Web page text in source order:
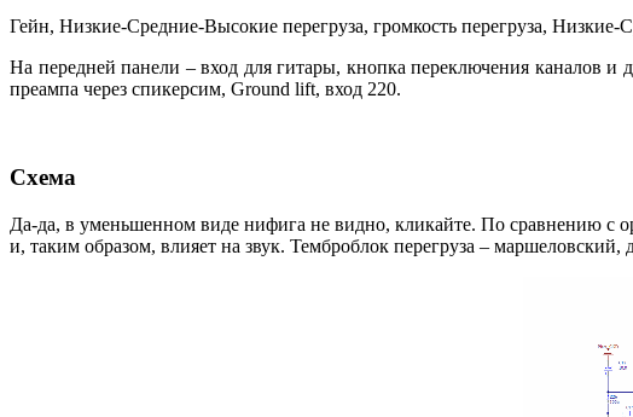
Гейн, Низкие-Средние-Высокие перегруза, громкость перегруза, Низкие-
На передней панели – вход для гитары, кнопка переключения каналов
преампа через спикерсим, Ground lift, вход 220.
Схема
Да-да, в уменьшенном виде нифига не видно, кликайте. По сравнению с
и, таким образом, влияет на звук. Темброблок перегруза – маршеловский,